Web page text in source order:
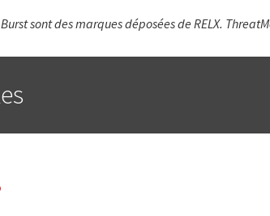
sont des marques déposées de RELX.